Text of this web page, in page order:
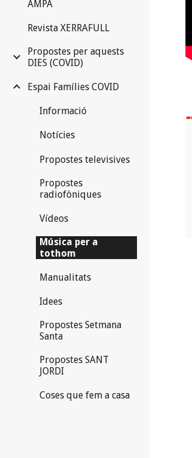
AMPA
Revista XERRAFULL
Propostes per aquests
DIES (COVID)
Espai Famílies COVID
Informació
Notícies
Propostes televisives
Propostes
radiofòniques
Vídeos
Música per a
tothom
Manualitats
Idees
Propostes Setmana
Santa
Propostes SANT
JORDI
Coses que fem a casa